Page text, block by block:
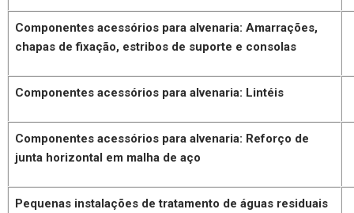
Componentes acessórios para alvenaria: Amarrações,
chapas de fixação, estribos de suporte e consolas
Componentes acessórios para alvenaria: Lintéis
Componentes acessórios para alvenaria: Reforço de
junta horizontal em malha de aço
Pequenas instalações de tratamento de águas residuais